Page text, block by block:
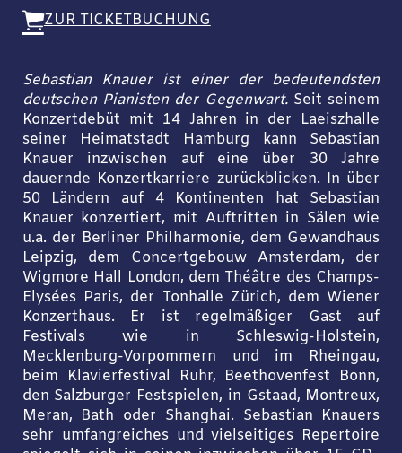
ZUR TICKETBUCHUNG
Sebastian Knauer ist einer der bedeutendsten
deutschen Pianisten der Gegenwart. Seit seinem
Konzertdebüt mit 14 Jahren in der Laeiszhalle
seiner Heimatstadt Hamburg kann Sebastian
Knauer inzwischen auf eine über 30 Jahre
dauernde Konzertkarriere zurückblicken. In über
50 Ländern auf 4 Kontinenten hat Sebastian
Knauer konzertiert, mit Auftritten in Sälen wie
u.a. der Berliner Philharmonie, dem Gewandhaus
Leipzig, dem Concertgebouw Amsterdam, der
Wigmore Hall London, dem Théâtre des Champs-
Elysées Paris, der Tonhalle Zürich, dem Wiener
Konzerthaus. Er ist regelmäßiger Gast auf
Festivals wie in Schleswig-Holstein,
Mecklenburg-Vorpommern und im Rheingau,
beim Klavierfestival Ruhr, Beethovenfest Bonn,
den Salzburger Festspielen, in Gstaad, Montreux,
Meran, Bath oder Shanghai. Sebastian Knauers
sehr umfangreiches und vielseitiges Repertoire